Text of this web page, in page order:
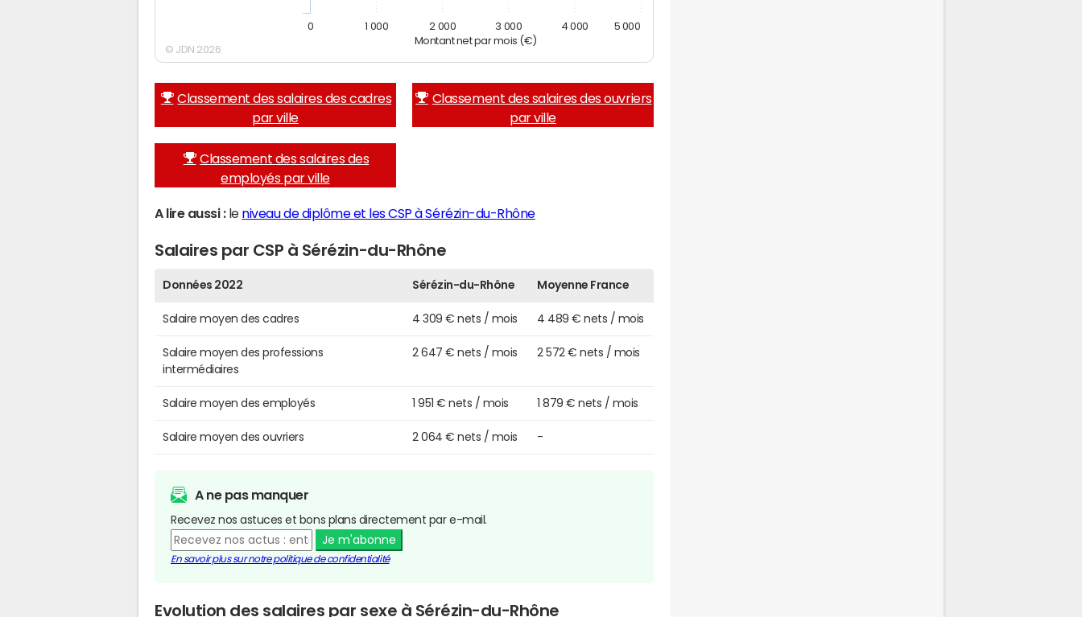
Montant net par mois (€)
0 1 000 2 000 3 000 4 000 5 000
© JDN 2026
Classement des salaires des cadres
par ville
Classement des salaires des ouvriers
par ville
Classement des salaires des
employés par ville
A lire aussi :le niveau de diplôme et les CSP à Sérézin-du-Rhône
Salaires par CSP à Sérézin-du-Rhône
Données 2022 Sérézin-du-Rhône Moyenne France
Salaire moyen des cadres 4 309 € nets / mois 4 489 € nets / mois
Salaire moyen des professions
intermédiaires
2 647 € nets / mois 2 572 € nets / mois
Salaire moyen des employés 1 951 € nets / mois 1 879 € nets / mois
Salaire moyen des ouvriers 2 064 € nets / mois -
A ne pas manquer
Recevez nos astuces et bons plans directement par e-mail.
Je m'abonne
En savoir plus sur notre politique de confidentialité
Evolution des salaires par sexe à Sérézin-du-Rhône